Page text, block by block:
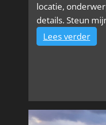
locatie,
details. Steun
Lees verder: